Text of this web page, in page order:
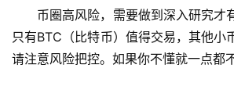
币圈高风险，需要做到深入研究才
只有BTC（比特币）值得交易，其他小
请注意风险把控。如果你不懂就一点都